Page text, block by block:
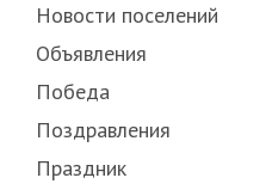
Новости поселений
Объявления
Победа
Поздравления
Праздник